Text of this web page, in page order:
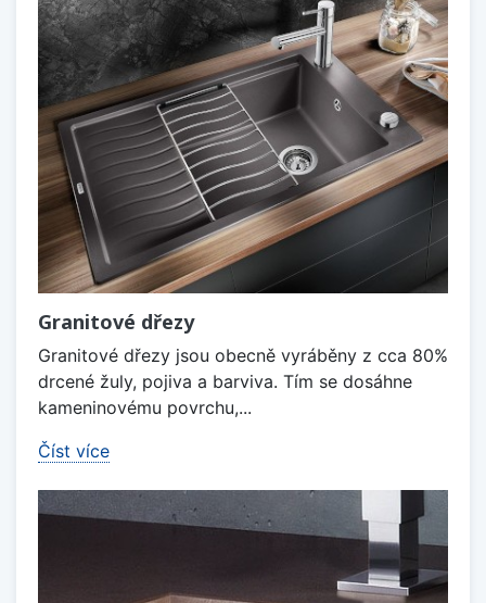
Granitové dřezy
Granitové dřezy jsou obecně vyráběny z cca 80%
drcené žuly, pojiva a barviva. Tím se dosáhne
kameninovému povrchu,...
Číst více